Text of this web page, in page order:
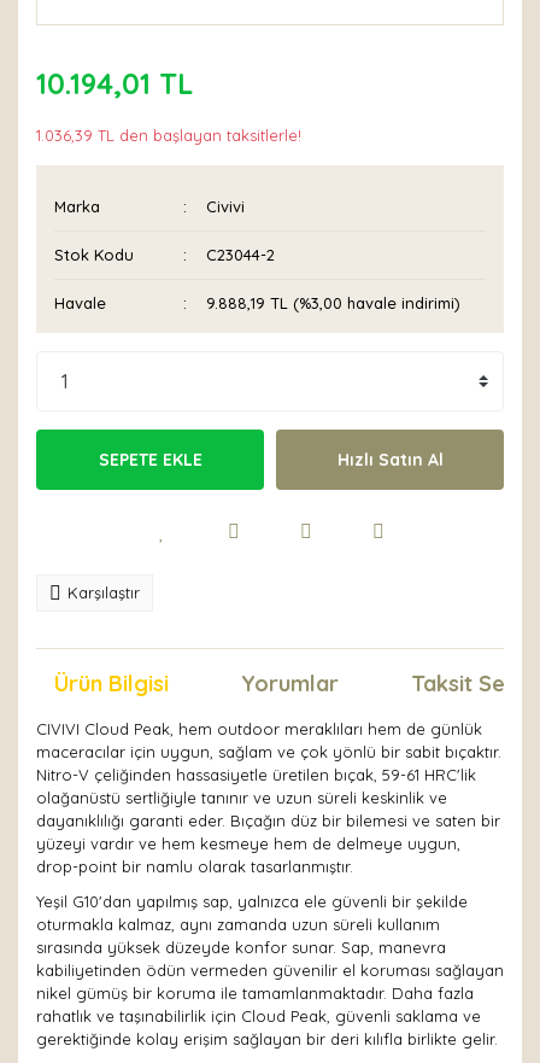
10.194,01 TL
1.036,39 TL den başlayan taksitlerle!
Marka Civivi
Stok Kodu C23044-2
Havale 9.888,19 TL (%3,00 havale indirimi)
SEPETE EKLE Hızlı Satın Al
Karşılaştır
Ürün Bilgisi Yorumlar Taksit
CIVIVI Cloud Peak, hem outdoor meraklıları hem de günlük
maceracılar için uygun, sağlam ve çok yönlü bir sabit bıçaktır.
Nitro-V çeliğinden hassasiyetle üretilen bıçak, 59-61 HRC'lik
olağanüstü sertliğiyle tanınır ve uzun süreli keskinlik ve
dayanıklılığı garanti eder. Bıçağın düz bir bilemesi ve saten bir
yüzeyi vardır ve hem kesmeye hem de delmeye uygun,
drop-point bir namlu olarak tasarlanmıştır.
Yeşil G10'dan yapılmış sap, yalnızca ele güvenli bir şekilde
oturmakla kalmaz, aynı zamanda uzun süreli kullanım
sırasında yüksek düzeyde konfor sunar. Sap, manevra
kabiliyetinden ödün vermeden güvenilir el koruması sağlayan
nikel gümüş bir koruma ile tamamlanmaktadır. Daha fazla
rahatlık ve taşınabilirlik için Cloud Peak, güvenli saklama ve
gerektiğinde kolay erişim sağlayan bir deri kılıfla birlikte gelir.